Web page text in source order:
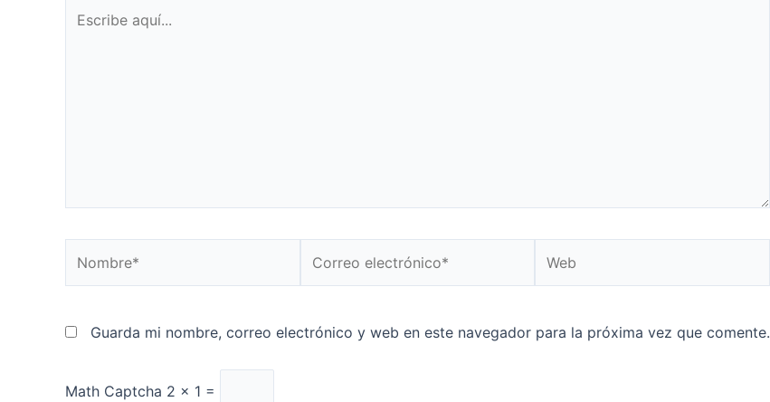
aquí...
electrónico*
Guarda mi nombre, correo electrónico y web en este navegador para la próxima vez que comente.
Math Captcha 2 × 1 =